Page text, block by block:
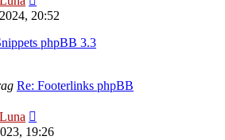
Beitrag
20:52
phpBB 3.3
Re: Footerlinks phpBB
Beitrag
19:26